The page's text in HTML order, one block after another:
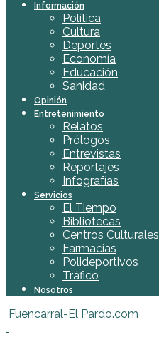
Información
Política
Cultura
Deportes
Economía
Educación
Sanidad
Opinión
Entretenimiento
Relatos
Prólogos
Entrevistas
Reportajes
Infografías
Servicios
El Tiempo
Bibliotecas
Centros Culturales
Farmacias
Polideportivos
Tráfico
Nosotros
Fuencarral-El Pardo.com